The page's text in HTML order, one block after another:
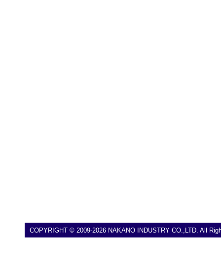
COPYRIGHT © 2009-2026 NAKANO INDUSTRY CO.,LTD. All